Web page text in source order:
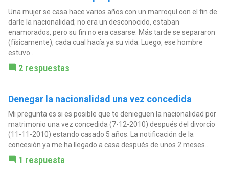
Una mujer se casa hace varios años con un marroquí con el fin de
darle la nacionalidad; no era un desconocido, estaban
enamorados, pero su fin no era casarse. Más tarde se separaron
(físicamente), cada cual hacía ya su vida. Luego, ese hombre
estuvo...
2 respuestas
Denegar la nacionalidad una vez concedida
Mi pregunta es si es posible que te denieguen la nacionalidad por
matrimonio una vez concedida (7-12-2010) después del divorcio
(11-11-2010) estando casado 5 años. La notificación de la
concesión ya me ha llegado a casa después de unos 2 meses...
1 respuesta